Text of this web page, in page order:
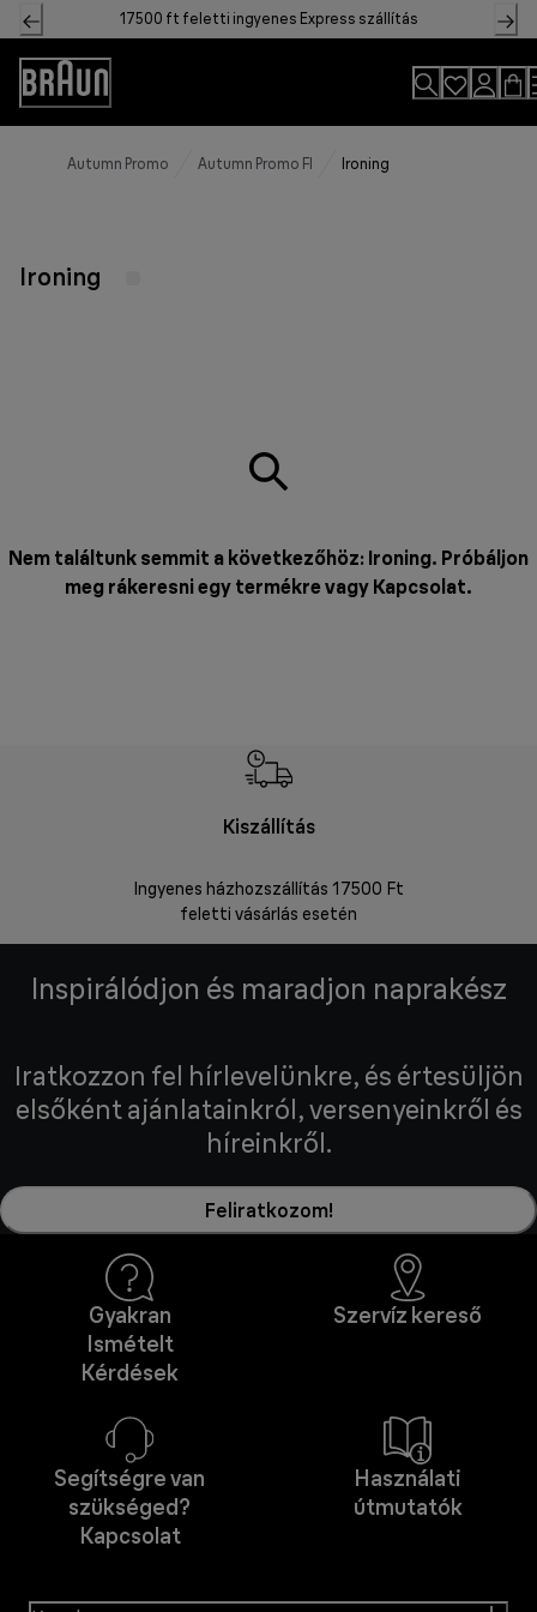
Skip
to
Content
17500 ft feletti ingyenes Express szállítás
Accessibility
Statement
Autumn Promo Autumn Promo FI Ironing
Ironing
Nem találtunk semmit a következőhöz: Ironing. Próbáljon
meg rákeresni egy termékre vagy Kapcsolat.
Kiszállítás
Ingyenes házhozszállítás 17500 Ft
feletti vásárlás esetén
Inspirálódjon és maradjon naprakész
Iratkozzon fel hírlevelünkre, és értesüljön
elsőként ajánlatainkról, versenyeinkről és
híreinkről.
Feliratkozom!
Gyakran
Ismételt
Kérdések
Szervíz kereső
Segítségre van
szükséged?
Kapcsolat
Használati
útmutatók